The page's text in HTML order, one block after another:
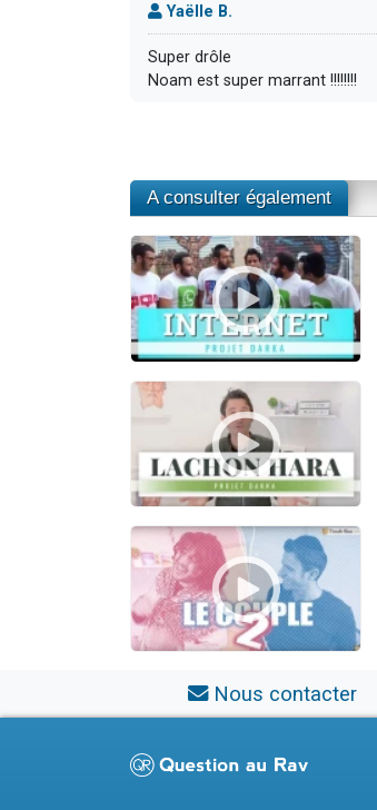
Yaëlle B.
Super drôle
Noam est super marrant !!!!!!!!
A consulter également
Nous contacter